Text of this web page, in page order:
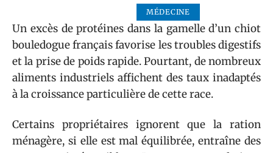
MÉDECINE
Un excès de protéines dans la gamelle d’un chiot
bouledogue français favorise les troubles digestifs
et la prise de poids rapide. Pourtant, de nombreux
aliments industriels affichent des taux inadaptés
à la croissance particulière de cette race.
Certains propriétaires ignorent que la ration
ménagère, si elle est mal équilibrée, entraîne des